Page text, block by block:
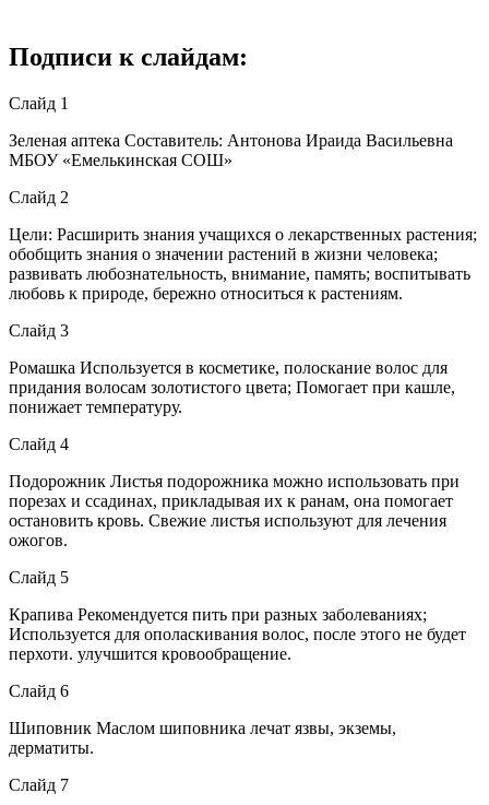
Подписи к слайдам:
Слайд 1
Зеленая аптека Составитель: Антонова Ираида Васильевна
МБОУ «Емелькинская СОШ»
Слайд 2
Цели: Расширить знания учащихся о лекарственных растения;
обобщить знания о значении растений в жизни человека;
развивать любознательность, внимание, память; воспитывать
любовь к природе, бережно относиться к растениям.
Слайд 3
Ромашка Используется в косметике, полоскание волос для
придания волосам золотистого цвета; Помогает при кашле,
понижает температуру.
Слайд 4
Подорожник Листья подорожника можно использовать при
порезах и ссадинах, прикладывая их к ранам, она помогает
остановить кровь. Свежие листья используют для лечения
ожогов.
Слайд 5
Крапива Рекомендуется пить при разных заболеваниях;
Используется для ополаскивания волос, после этого не будет
перхоти. улучшится кровообращение.
Слайд 6
Шиповник Маслом шиповника лечат язвы, экземы,
дерматиты.
Слайд 7